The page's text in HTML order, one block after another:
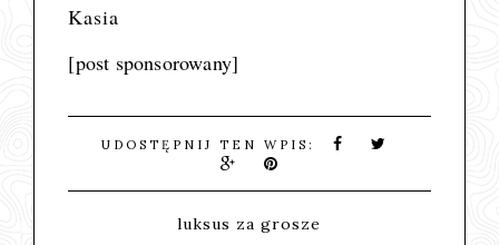
Kasia
[post sponsorowany]
UDOSTĘPNIJ TEN WPIS:
luksus za grosze